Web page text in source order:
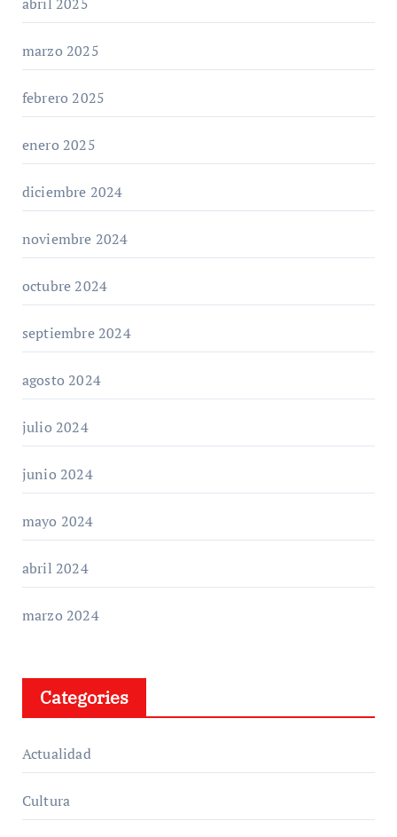
abril 2025
marzo 2025
febrero 2025
enero 2025
diciembre 2024
noviembre 2024
octubre 2024
septiembre 2024
agosto 2024
julio 2024
junio 2024
mayo 2024
abril 2024
marzo 2024
Categories
Actualidad
Cultura